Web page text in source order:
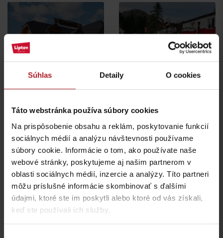
Súhlas Detaily O cookies
Táto webstránka používa súbory cookies
Na prispôsobenie obsahu a reklám, poskytovanie funkcií
sociálnych médií a analýzu návštevnosti používame
súbory cookie. Informácie o tom, ako používate naše
webové stránky, poskytujeme aj našim partnerom v
oblasti sociálnych médií, inzercie a analýzy. Títo partneri
môžu príslušné informácie skombinovať s ďalšími
údajmi, ktoré ste im poskytli alebo ktoré od vás získali,
keď ste používali ich služby.
Koliba Bodega
Ružomberok -
Podsuchá
Partizánska Ľupča
všetky miesta kde jesť a piť
Aktivity a relax v gh blízkosti:
hotel Kráľova studňa –
Donovaly, Koliba Goral –